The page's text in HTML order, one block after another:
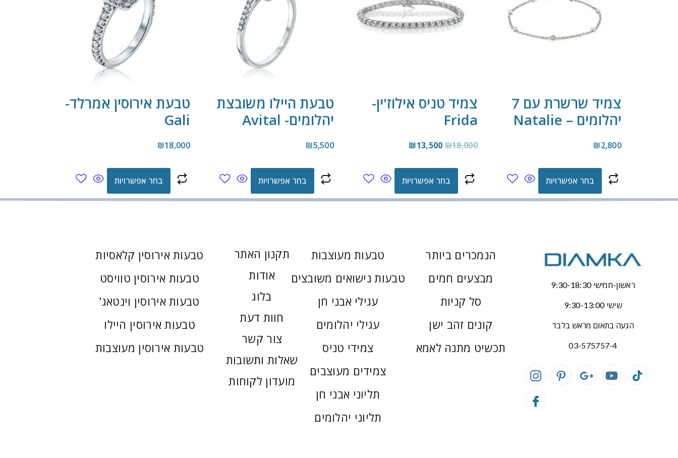
צמיד שרשרת עם 7
יהלומים – Natalie
₪2,800
בחר אפשרויות
צמיד טניס אילוז'ין-
Frida
₪18,000
₪13,500
בחר אפשרויות
טבעת היילו משובצת
יהלומים- Avital
₪5,500
בחר אפשרויות
טבעת אירוסין אמרלד-
Gali
₪18,000
בחר אפשרויות
ראשון-חמישי 9:30-18:30
שישי 9:30-13:00
הגעה בתאום מראש בלבד
03-575757-4
הנמכרים ביותר
מבצעים חמים
סל קניות
קונים זהב ישן
תכשיט מתנה לאמא
טבעות מעוצבות
טבעות נישואים משובצים
עגילי אבני חן
עגילי יהלומים
צמידי טניס
צמידים מעוצבים
תליוני אבני חן
תליוני יהלומים
תקנון האתר
אודות
בלוג
חוות דעת
צור קשר
שאלות ותשובות
מועדון לקוחות
טבעות אירוסין קלאסיות
טבעות אירוסין טוויסט
טבעות אירוסין וינטאג’
טבעות אירוסין היילו
טבעות אירוסין מעוצבות